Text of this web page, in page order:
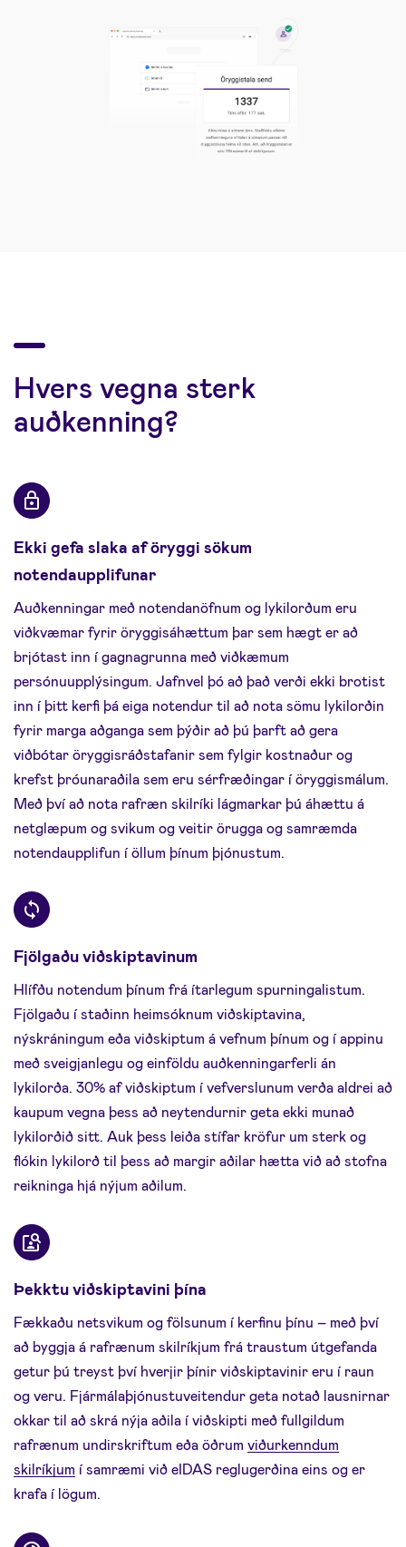
Hvers vegna sterk
auðkenning?
Ekki gefa slaka af öryggi sökum
notendaupplifunar
Auðkenningar með notendanöfnum og lykilorðum eru
viðkvæmar fyrir öryggisáhættum þar sem hægt er að
brjótast inn í gagnagrunna með viðkæmum
persónuupplýsingum. Jafnvel þó að það verði ekki brotist
inn í þitt kerfi þá eiga notendur til að nota sömu lykilorðin
fyrir marga aðganga sem þýðir að þú þarft að gera
viðbótar öryggisráðstafanir sem fylgir kostnaður og
krefst þróunaraðila sem eru sérfræðingar í öryggismálum.
Með því að nota rafræn skilríki lágmarkar þú áhættu á
netglæpum og svikum og veitir örugga og samræmda
notendaupplifun í öllum þínum þjónustum.
Fjölgaðu viðskiptavinum
Hlífðu notendum þínum frá ítarlegum spurningalistum.
Fjölgaðu í staðinn heimsóknum viðskiptavina,
nýskráningum eða viðskiptum á vefnum þínum og í appinu
með sveigjanlegu og einföldu auðkenningarferli án
lykilorða. 30% af viðskiptum í vefverslunum verða aldrei að
kaupum vegna þess að neytendurnir geta ekki munað
lykilorðið sitt. Auk þess leiða stífar kröfur um sterk og
flókin lykilorð til þess að margir aðilar hætta við að stofna
reikninga hjá nýjum aðilum.
Þekktu viðskiptavini þína
Fækkaðu netsvikum og fölsunum í kerfinu þínu – með því
að byggja á rafrænum skilríkjum frá traustum útgefanda
getur þú treyst því hverjir þínir viðskiptavinir eru í raun
og veru. Fjármálaþjónustuveitendur geta notað lausnirnar
okkar til að skrá nýja aðila í viðskipti með fullgildum
rafrænum undirskriftum eða öðrum viðurkenndum
skilríkjum í samræmi við eIDAS reglugerðina eins og er
krafa í lögum.